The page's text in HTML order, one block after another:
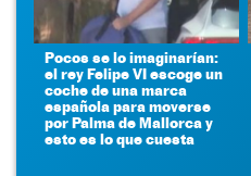
Pocos se lo imaginarían:
el rey Felipe VI escoge un
coche de una marca
española para moverse
por Palma de Mallorca y
esto es lo que cuesta